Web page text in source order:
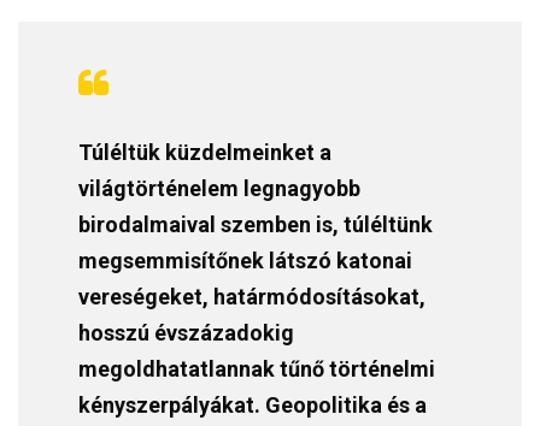
Túléltük küzdelmeinket a
világtörténelem legnagyobb
birodalmaival szemben is, túléltünk
megsemmisítőnek látszó katonai
vereségeket, határmódosításokat,
hosszú évszázadokig
megoldhatatlannak tűnő történelmi
kényszerpályákat. Geopolitika és a